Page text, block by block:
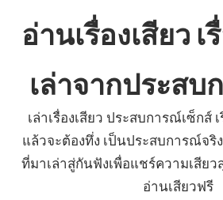
อ่านเรื่องเสียว เ
เล่าจากประสบ
เล่าเรื่องเสียว ประสบการณ์เซ็กส์
แล้วจะต้องทึ่ง เป็นประสบการณ์จริ
ที่มาเล่าสู่กันฟังเพื่อแชร์ความเสีย
อ่านเสียวฟรี